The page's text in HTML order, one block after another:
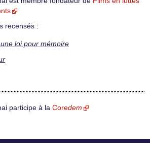
recensés :
loi pour mémoire
participe à la Coredem